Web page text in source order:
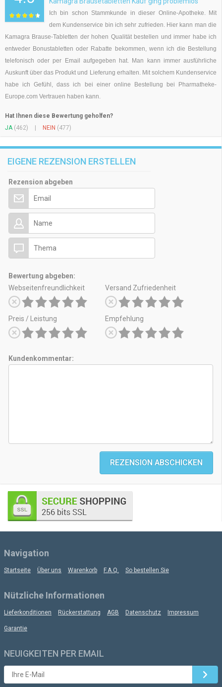
Ich bin schon Stammkunde in dieser Online-Apotheke. Mit
dem Kundenservice bin ich sehr zufrieden. Hier kann man die
Kamagra Brause-Tabletten der hohen Qualität bestellen und immer habe ich
entweder Bonustabletten oder Rabatte bekommen, wenn ich die Bestellung
telefonisch oder per Email aufgegeben hat. Man kann immer ausführliche
Auskunft über das Produkt und Lieferung erhalten. Mit solchem Kundenservice
habe ich Gefühl, dass ich bei einer online Bestellung bei Pharmatheke-
Europe.com Vertrauen haben kann.
Hat Ihnen diese Bewertung geholfen?
JA (462) NEIN (477)
EIGENE REZENSION ERSTELLEN
Rezension abgeben
Bewertung abgeben:
Webseitenfreundlichkeit
Versand Zufriedenheit
Preis / Leistung Empfehlung
Kundenkommentar:
REZENSION ABSCHICKEN
Navigation
Startseite Über uns Warenkorb F.A.Q. So bestellen Sie
Nützliche Informationen
Lieferkonditionen Rückerstattung AGB Datenschutz Impressum
Garantie
NEUIGKEITEN PER EMAIL